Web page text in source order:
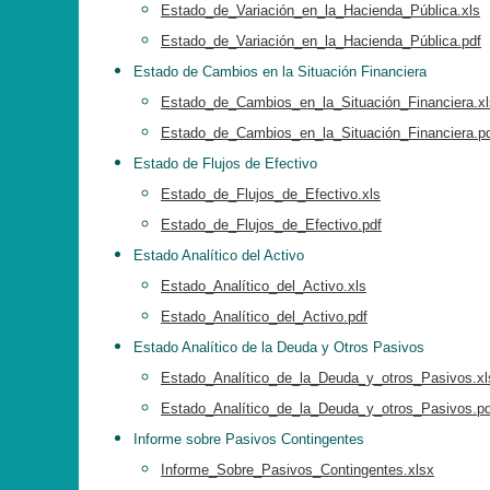
Estado_de_Variación_en_la_Hacienda_Pública.xls
Estado_de_Variación_en_la_Hacienda_Pública.pdf
Estado de Cambios en la Situación Financiera
Estado de Flujos de Efectivo
Estado_de_Flujos_de_Efectivo.xls
Estado_de_Flujos_de_Efectivo.pdf
Estado Analítico del Activo
Estado_Analítico_del_Activo.xls
Estado_Analítico_del_Activo.pdf
Estado Analítico de la Deuda y Otros Pasivos
Informe sobre Pasivos Contingentes
Informe_Sobre_Pasivos_Contingentes.xlsx